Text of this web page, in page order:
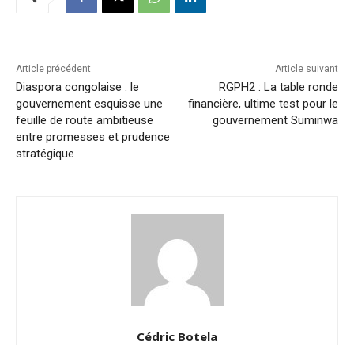
Article précédent
Diaspora congolaise : le
gouvernement esquisse une
feuille de route ambitieuse
entre promesses et prudence
stratégique
Article suivant
RGPH2 : La table ronde
financière, ultime test pour le
gouvernement Suminwa
Cédric Botela